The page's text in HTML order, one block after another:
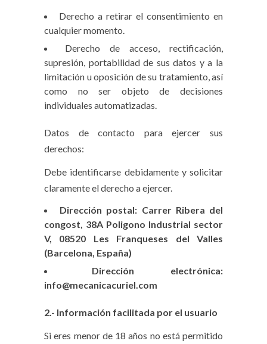
Derecho a retirar el consentimiento en
cualquier momento.
Derecho de acceso, rectificación,
supresión, portabilidad de sus datos y a la
limitación u oposición de su tratamiento, así
como no ser objeto de decisiones
individuales automatizadas.
Datos de contacto para ejercer sus
derechos:
Debe identificarse debidamente y solicitar
claramente el derecho a ejercer.
Dirección postal: Carrer Ribera del
congost, 38A Poligono Industrial sector
V, 08520 Les Franqueses del Valles
(Barcelona, España)
Dirección electrónica:
info@mecanicacuriel.com
2.- Información facilitada por el usuario
Si eres menor de 18 años no está permitido